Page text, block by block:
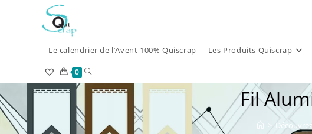
Le calendrier de l’Avent 100% Quiscrap Les Produits Quiscrap
0 Toggle
website
search
Fil
>